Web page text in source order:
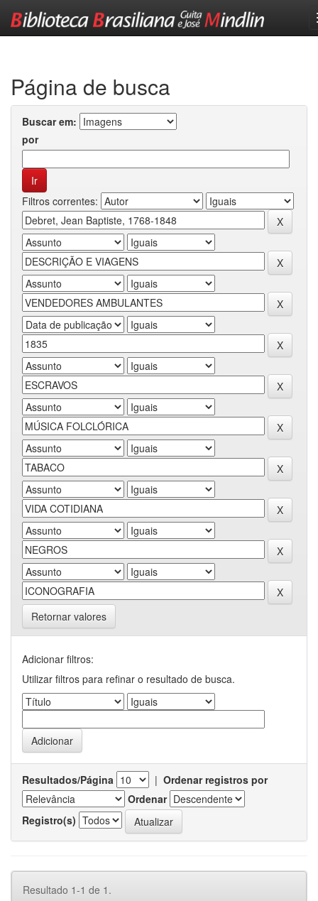
Página de busca
Buscar em:
por
Filtros correntes:
Retornar valores
Adicionar filtros:
Utilizar filtros para refinar o resultado de busca.
Resultados/Página | Ordenar registros por
Ordenar
Registro(s)
Resultado 1-1 de 1.